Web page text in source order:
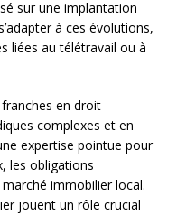
sur une implantation
à ces évolutions,
liées au télétravail ou à
en droit
complexes et en
expertise pointue pour
les obligations
immobilier local.
jouent un rôle crucial